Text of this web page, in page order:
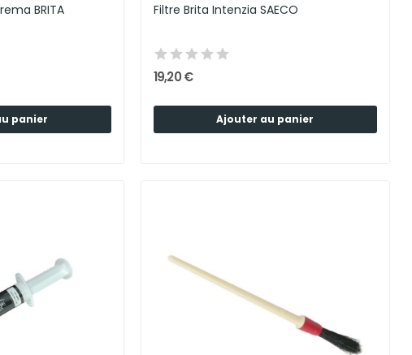
BRITA
panier
Filtre Brita Intenzia SAECO
19,20 €
Ajouter au panier